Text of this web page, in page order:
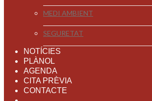
MEDI AMBIENT
SEGURETAT
NOTÍCIES
PLÀNOL
AGENDA
CITA PRÈVIA
CONTACTE